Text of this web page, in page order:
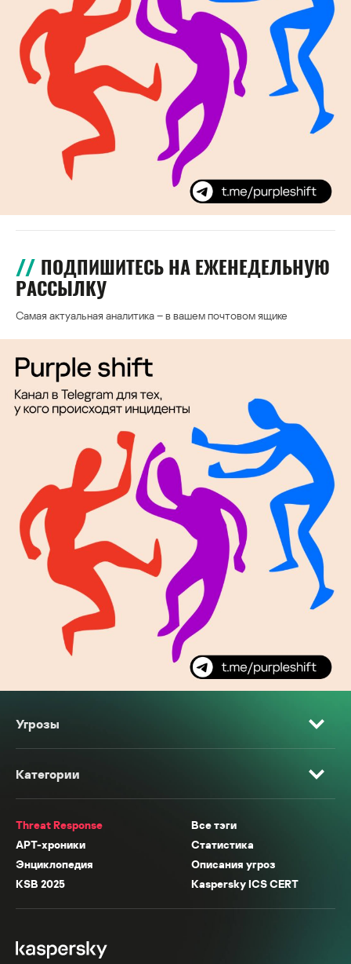
ПОДПИШИТЕСЬ НА ЕЖЕНЕДЕЛЬНУЮ
РАССЫЛКУ
Самая актуальная аналитика – в вашем почтовом ящике
Угрозы
Категории
Threat Response
Все тэги
APT-хроники
Статистика
Энциклопедия
Описания угроз
KSB 2025
Kaspersky ICS CERT